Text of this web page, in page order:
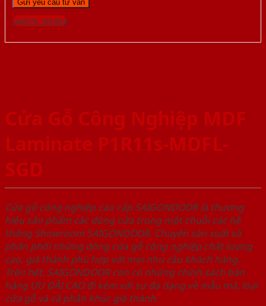
Gọi 0976.169.864
Cửa Gỗ Công Nghiệp MDF
Laminate P1R11s-MDFL-
SGD
Cửa gỗ công nghiệp cao cấp SAIGONDOOR là thương
hiệu sản phẩm các dòng cửa trong một chuỗi các hệ
thống Showroom SAIGONDOOR. Chuyên sản xuất và
phân phối những dòng cửa gỗ công nghiệp chất lượng
cao, giá thành phù hợp với mọi nhu cầu khách hàng.
Trên hết, SAIGONDOOR còn có những chính sách bán
hàng ƯU ĐÃI CAO đi kèm với sự đa dạng về mẫu mã, loại
cửa gỗ và cả phân khúc giá thành.